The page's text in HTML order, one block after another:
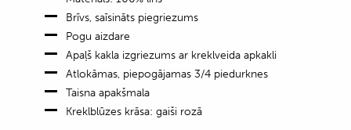
Brīvs, saīsināts piegriezums
Pogu aizdare
Apaļš kakla izgriezums ar kreklveida apkakli
Atlokāmas, piepogājamas 3/4 piedurknes
Taisna apakšmala
Kreklblūzes krāsa: gaiši rozā